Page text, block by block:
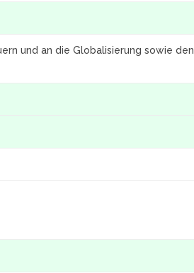
und an die Globalisierung sowie den